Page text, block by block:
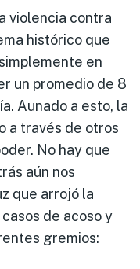
violencia contra
histórico que
en
un promedio de 8
. Aunado a esto, la
a través de otros
No hay que
aún nos
que arrojó la
de acoso y
gremios: